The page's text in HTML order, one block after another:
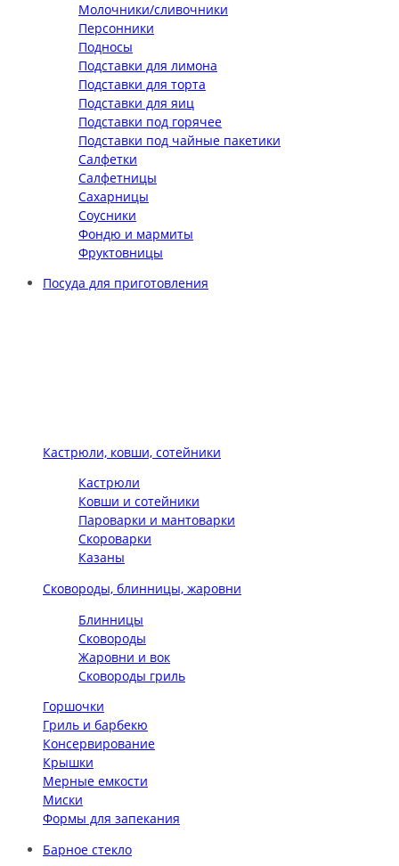
Молочники/сливочники
Персонники
Подносы
Подставки для лимона
Подставки для торта
Подставки для яиц
Подставки под горячее
Подставки под чайные пакетики
Салфетки
Салфетницы
Сахарницы
Соусники
Фондю и мармиты
Фруктовницы
Посуда для приготовления
Кастрюли, ковши, сотейники
Кастрюли
Ковши и сотейники
Пароварки и мантоварки
Скороварки
Казаны
Сковороды, блинницы, жаровни
Блинницы
Сковороды
Жаровни и вок
Сковороды гриль
Горшочки
Гриль и барбекю
Консервирование
Крышки
Мерные емкости
Миски
Формы для запекания
Барное стекло